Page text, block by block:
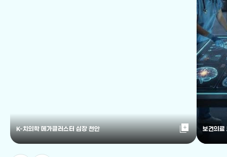
K-치의학 메가클러스터 심장 천안 library_add 보건의료